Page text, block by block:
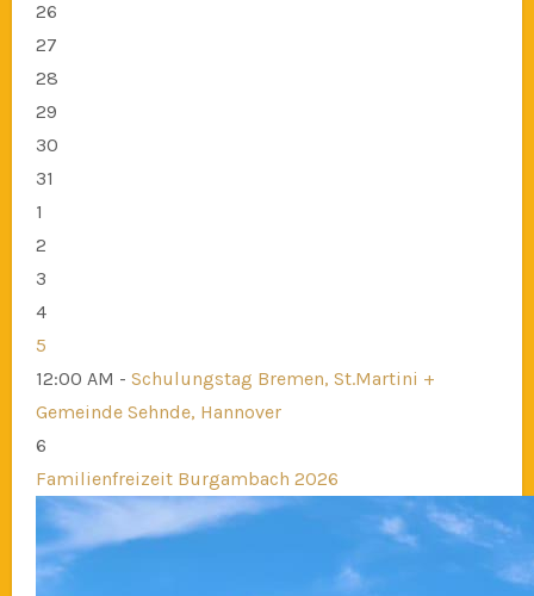
26
27
28
29
30
31
1
2
3
4
5
12:00 AM - Schulungstag Bremen, St.Martini +
Gemeinde Sehnde, Hannover
6
Familienfreizeit Burgambach 2026